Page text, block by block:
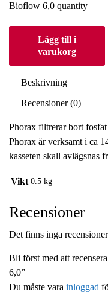
Bioflow 6,0 quantity
Lägg till i
varukorg
Beskrivning
Recensioner (0)
Phorax filtrerar bort
Phorax är verksamt i ca
kasseten skall avlägsnas
Vikt 0.5 kg
Recensioner
Det finns inga
Bli först med att
6,0”
Du måste vara inloggad